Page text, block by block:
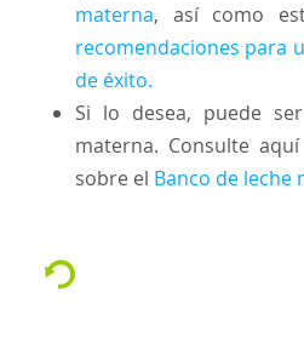
materna, así como
recomendaciones para
de éxito.
Si lo desea, puede
materna. Consulte
sobre el Banco de leche